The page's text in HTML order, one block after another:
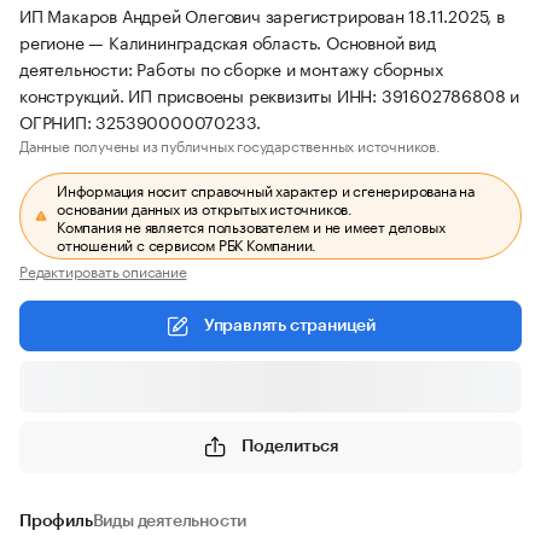
ИП Макаров Андрей Олегович зарегистрирован 18.11.2025, в
регионе — Калининградская область. Основной вид
деятельности: Работы по сборке и монтажу сборных
конструкций. ИП присвоены реквизиты ИНН: 391602786808 и
ОГРНИП: 325390000070233.
Данные получены из публичных государственных источников.
Информация носит справочный характер и сгенерирована на
основании данных из открытых источников.
Компания не является пользователем и не имеет деловых
отношений с сервисом РБК Компании.
Редактировать описание
Управлять страницей
Поделиться
ПрофильВиды деятельности